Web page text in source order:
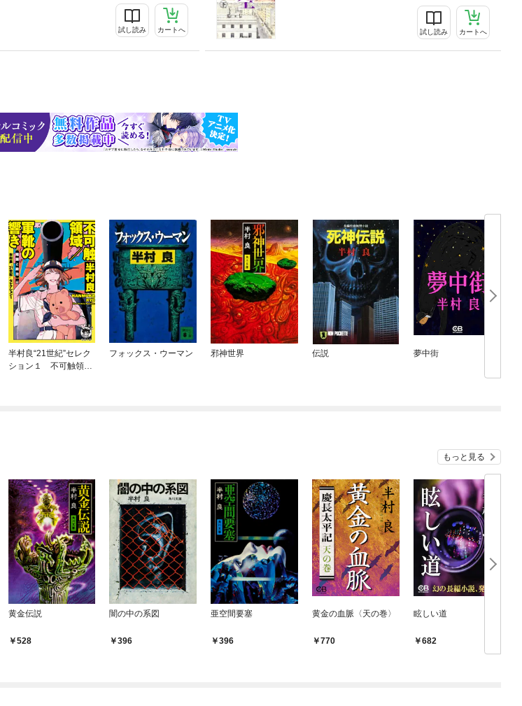
試し読み カートへ 試し読み カートへ
半村良“21世紀”セレク
ション１ 不可触領域
フォックス・ウーマン 邪神世界 伝説 夢中街
もっと見る
黄金伝説
528
闇の中の系図
396
亜空間要塞
396
黄金の血脈〈天の巻〉
770
眩しい道
682